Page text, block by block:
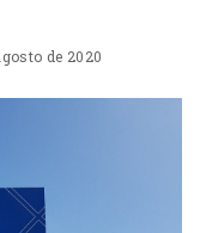
de 2020